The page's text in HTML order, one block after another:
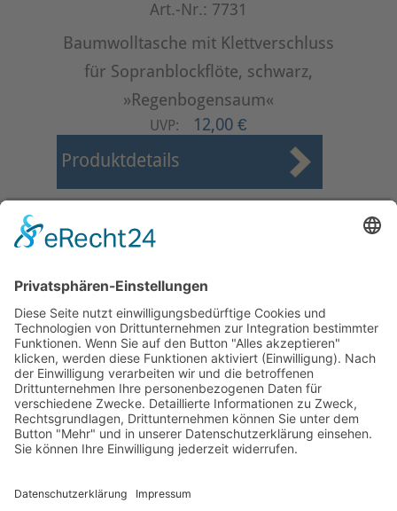
Art.-Nr.: 7731
Baumwolltasche mit Klettverschluss
für Sopranblockflöte, schwarz,
»Regenbogensaum«
UVP: 12,00 €
Produktdetails
Start
Mollenhauer Adresse
Downloads
Weitere Seiten